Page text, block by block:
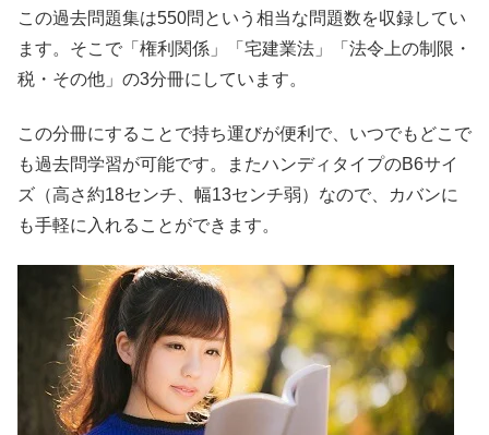
この過去問題集は550問という相当な問題数を収録してい
ます。そこで「権利関係」「宅建業法」「法令上の制限・
税・その他」の3分冊にしています。
この分冊にすることで持ち運びが便利で、いつでもどこで
も過去問学習が可能です。またハンディタイプのB6サイ
ズ（高さ約18センチ、幅13センチ弱）なので、カバンに
も手軽に入れることができます。